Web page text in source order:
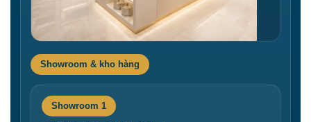
Showroom & kho hàng
Showroom 1